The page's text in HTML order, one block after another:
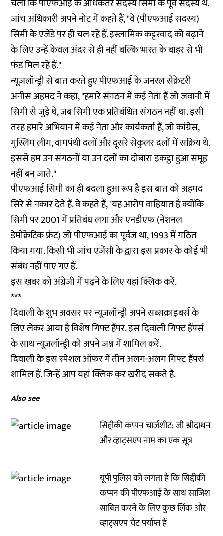
चला कि पीएफआई के अधिकतर सदस्य सिमी के पूर्व सदस्य थे.
जांच अधिकारी अपने नोट में कहते हैं, "वे (पीएफआई सदस्य)
सिमी के एजेंडे पर ही चल रहे हैं. इस्लामिक कट्टरवाद को बढ़ाने
के लिए उन्हें केवल अंदर से ही नहीं बल्कि भारत के बाहर से भी
फंड मिल रहे हैं."
न्यूज़लॉन्ड्री से बात करते हुए पीएफआई के जनरल सेक्रेटरी
अनीस अहमद ने कहा, "हमारे संगठन में कई नेता हैं जो जवानी में
सिमी से जुड़े थे, जब सिमी एक प्रतिबंधित संगठन नहीं था. इसी
तरह हमारे अभियान में कई नेता और कार्यकर्ता हैं, जो कांग्रेस,
मुस्लिम लीग, वामपंथी दलों और दूसरे सेकुलर दलों में सक्रिय थे.
इससे हम उन संगठनों या उन दलों का दोबारा इकट्ठा हुआ समूह
नहीं बन जाते."
पीएफआई सिमी का ही बदला हुआ रूप है इस बात को अहमद
सिरे से नकार देते हैं. वे कहते हैं, "यह आरोप वाहियात है क्योंकि
सिमी पर 2001 में प्रतिबंध लगा और एनडीएफ (नेशनल
डेमोक्रेटिक फ्रंट) जो पीएफआई का पूर्वज था, 1993 में गठित
किया गया. किसी भी जांच एजेंसी के द्वारा इस प्रकार के कोई भी
संबंध नहीं पाए गए हैं.
इस खबर को अंग्रेजी में पढ़ने के लिए यहांक्लिककरें.
***
दिवाली के शुभ अवसर पर न्यूज़लॉन्ड्री अपने सब्सक्राइबर्स के
लिए लेकर आया है विशेष गिफ्ट हैंपर. इस दिवाली गिफ्ट हैंपर्स
के साथ न्यूज़लॉन्ड्री को अपने जश्न में शामिल करें.
दिवाली के इस स्पेशल ऑफर में तीन अलग-अलग गिफ्ट हैंपर्स
शामिल हैं. जिन्हें आपयहां क्लिककर खरीद सकते है.
Also see
सिद्दीकी कप्पन चार्जशीट: जी श्रीदाथन
और व्हाट्सएप नाम का एक सूत्र
यूपी पुलिस को लगता है कि सिद्दीकी
कप्पन की पीएफआई के साथ साजिश
साबित करने के लिए कुछ लिंक और
व्हाट्सएप चैट पर्याप्त हैं